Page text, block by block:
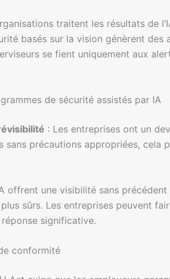
traitent les résultats de
basés sur la vision génèrent
se fient uniquement aux
de sécurité assistés par IA
: Les entreprises ont un
sans précautions appropriées, cela
offrent une visibilité sans
sûrs. Les entreprises peuvent
significative.
conformité